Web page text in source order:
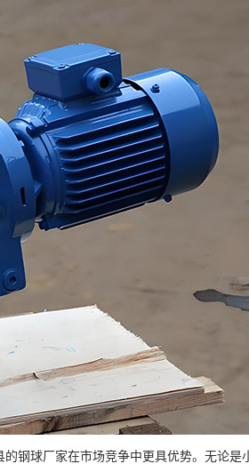
钢球厂家在市场竞争中更具优势。无论是